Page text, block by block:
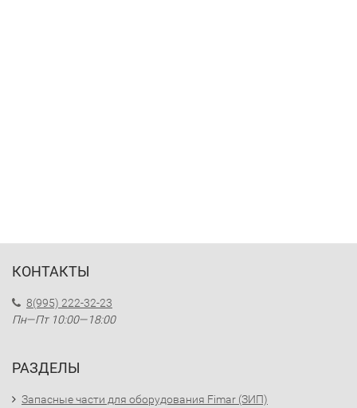
КОНТАКТЫ
8(995) 222-32-23
Пн—Пт 10:00—18:00
РАЗДЕЛЫ
Запасные части для оборудования Fimar (ЗИП)